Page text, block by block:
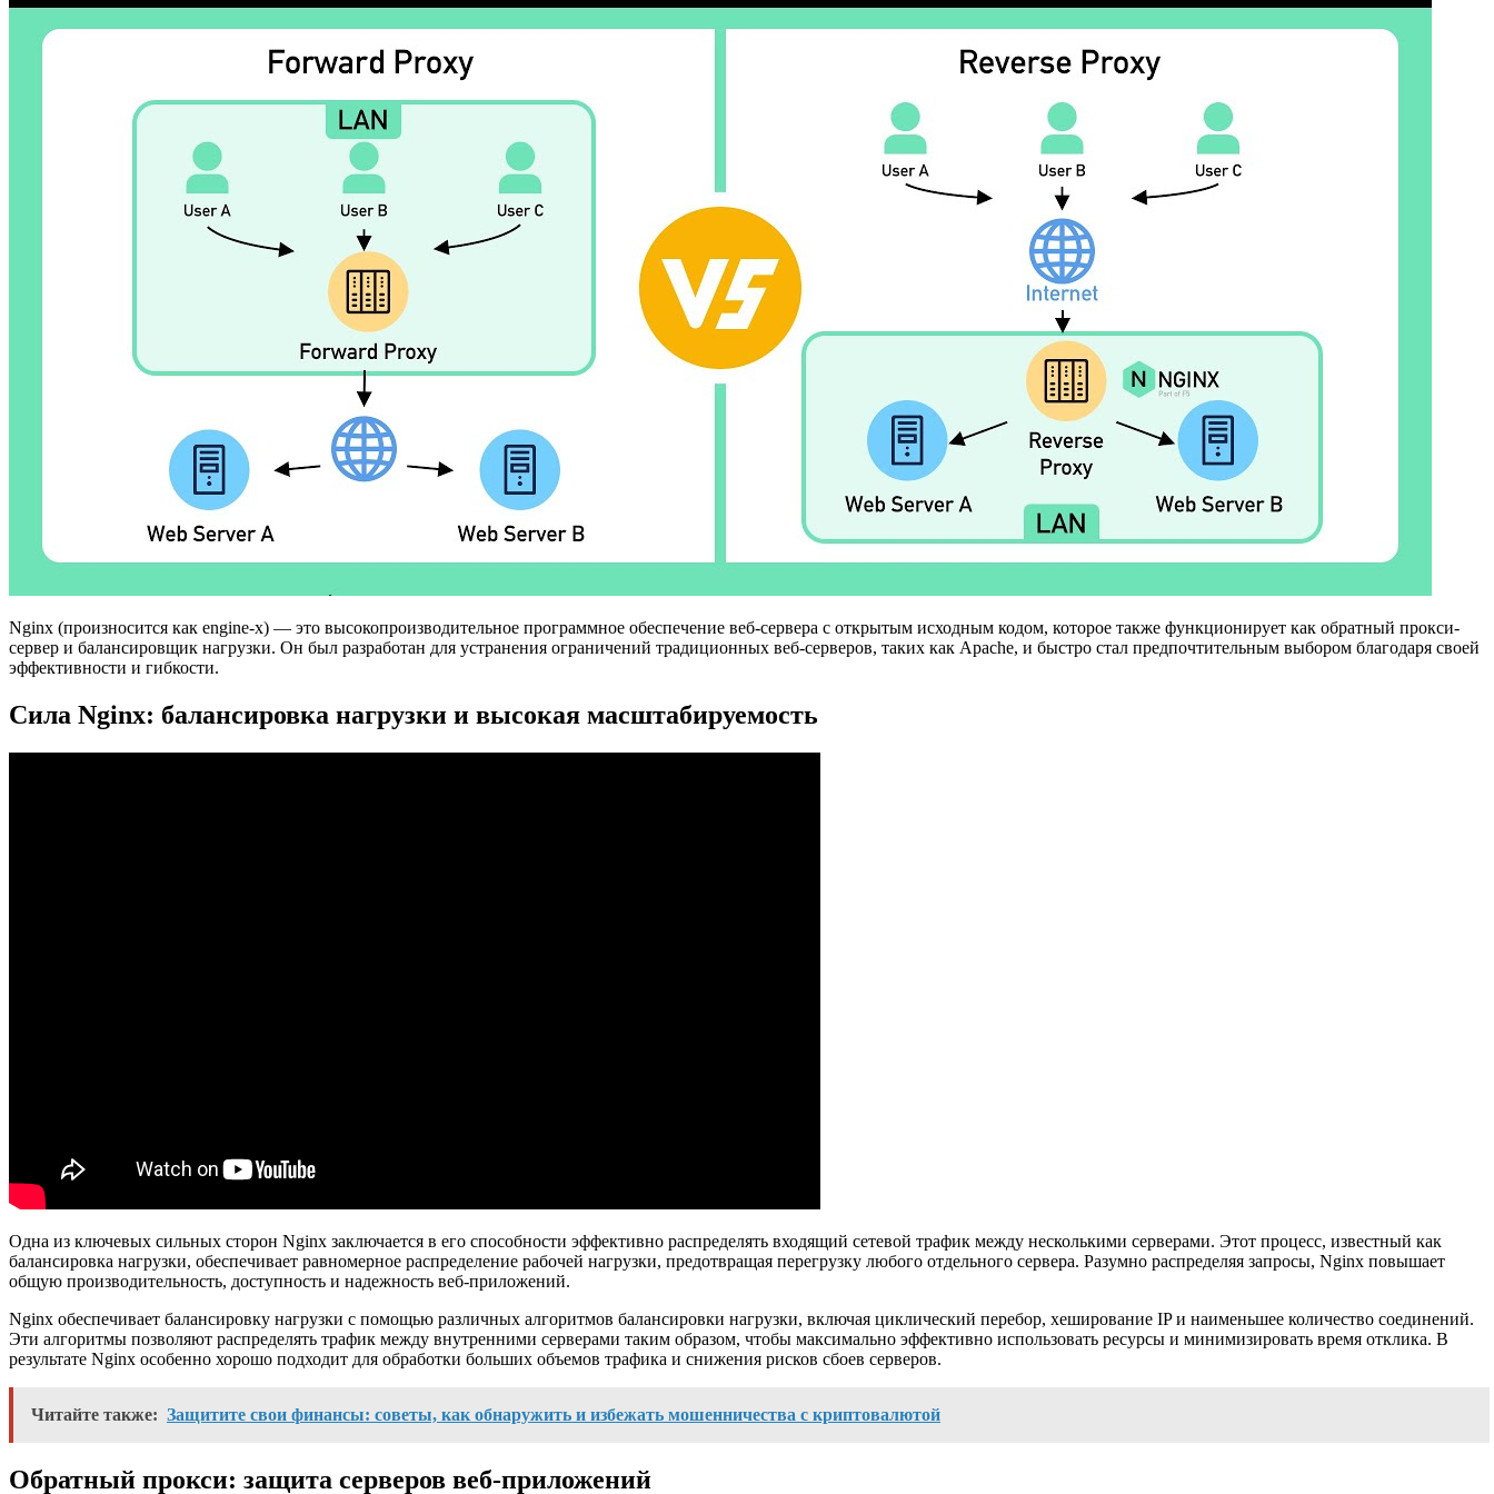
Nginx (произносится как engine-x) — это высокопроизводительное программное обеспечение веб-сервера с открытым исходным кодом, которое также функционирует как обратный прокси-
сервер и балансировщик нагрузки. Он был разработан для устранения ограничений традиционных веб-серверов, таких как Apache, и быстро стал предпочтительным выбором благодаря своей
эффективности и гибкости.
Сила Nginx: балансировка нагрузки и высокая масштабируемость
Одна из ключевых сильных сторон Nginx заключается в его способности эффективно распределять входящий сетевой трафик между несколькими серверами. Этот процесс, известный как
балансировка нагрузки, обеспечивает равномерное распределение рабочей нагрузки, предотвращая перегрузку любого отдельного сервера. Разумно распределяя запросы, Nginx повышает
общую производительность, доступность и надежность веб-приложений.
Nginx обеспечивает балансировку нагрузки с помощью различных алгоритмов балансировки нагрузки, включая циклический перебор, хеширование IP и наименьшее количество соединений.
Эти алгоритмы позволяют распределять трафик между внутренними серверами таким образом, чтобы максимально эффективно использовать ресурсы и минимизировать время отклика. В
результате Nginx особенно хорошо подходит для обработки больших объемов трафика и снижения рисков сбоев серверов.
Читайте также: Защитите свои финансы: советы, как обнаружить и избежать мошенничества с криптовалютой
Обратный прокси: защита серверов веб-приложений